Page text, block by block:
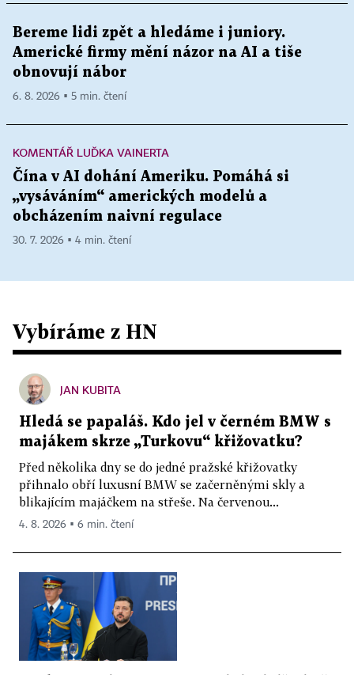
Bereme lidi zpět a hledáme i juniory.
Americké firmy mění názor na AI a tiše
obnovují nábor
6. 8. 2026 ▪ 5 min. čtení
KOMENTÁŘ LUĎKA VAINERTA
Čína v AI dohání Ameriku. Pomáhá si
„vysáváním“ amerických modelů a
obcházením naivní regulace
30. 7. 2026 ▪ 4 min. čtení
Vybíráme z HN
JAN KUBITA
Hledá se papaláš. Kdo jel v černém BMW s
majákem skrze „Turkovu“ křižovatku?
Před několika dny se do jedné pražské křižovatky
přihnalo obří luxusní BMW se začerněnými skly a
blikajícím majáčkem na střeše. Na červenou...
4. 8. 2026 ▪ 6 min. čtení